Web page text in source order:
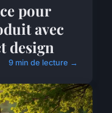
pour
avec
design
9 min de lecture →